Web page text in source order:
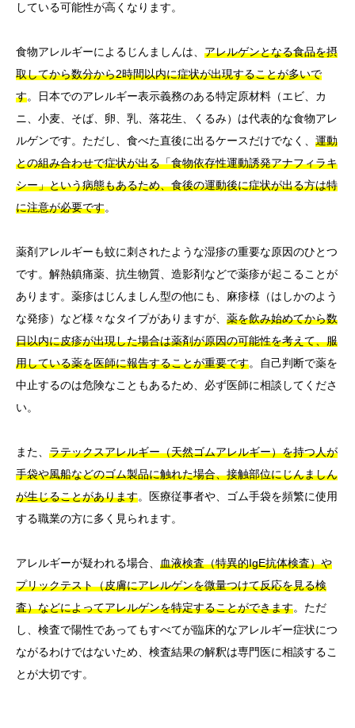
している可能性が高くなります。
食物アレルギーによるじんましんは、 アレルゲンとなる食品を摂
取してから数分から2時間以内に症状が出現することが多いで
す。日本でのアレルギー表示義務のある特定原材料（エビ、カ
ニ、小麦、そば、卵、乳、落花生、くるみ）は代表的な食物アレ
ルゲンです。ただし、食べた直後に出るケースだけでなく、 運動
との組み合わせで症状が出る「食物依存性運動誘発アナフィラキ
シー」という病態もあるため、食後の運動後に症状が出る方は特
に注意が必要です。
薬剤アレルギーも蚊に刺されたような湿疹の重要な原因のひとつ
です。解熱鎮痛薬、抗生物質、造影剤などで薬疹が起こることが
あります。薬疹はじんましん型の他にも、麻疹様（はしかのよう
な発疹）など様々なタイプがありますが、 薬を飲み始めてから数
日以内に皮疹が出現した場合は薬剤が原因の可能性を考えて、服
用している薬を医師に報告することが重要です。自己判断で薬を
中止するのは危険なこともあるため、必ず医師に相談してくださ
い。
また、 ラテックスアレルギー（天然ゴムアレルギー）を持つ人が
手袋や風船などのゴム製品に触れた場合、接触部位にじんましん
が生じることがあります。医療従事者や、ゴム手袋を頻繁に使用
する職業の方に多く見られます。
アレルギーが疑われる場合、 血液検査（特異的IgE抗体検査）や
プリックテスト（皮膚にアレルゲンを微量つけて反応を見る検
査）などによってアレルゲンを特定することができます。ただ
し、検査で陽性であってもすべてが臨床的なアレルギー症状につ
ながるわけではないため、検査結果の解釈は専門医に相談するこ
とが大切です。